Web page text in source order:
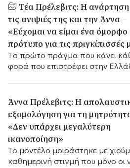
Τέα Πρέλεβιτς: Η ανάρτηση
τις ανιψιές της και την Άννα –
«Εύχομαι να είμαι ένα όμορφο
πρότυπο για τις πριγκίπισσές
Tο πρώτο πράγμα που κάνει
φορά που επιστρέφει στην
Άννα Πρέλεβιτς: Η
εξομολόγηση για τη
«Δεν υπάρχει μεγαλύτερη
ικανοποίηση»
Το μοντέλο μοιράστηκε με
καθημερινή στιγμή που μόνο οι